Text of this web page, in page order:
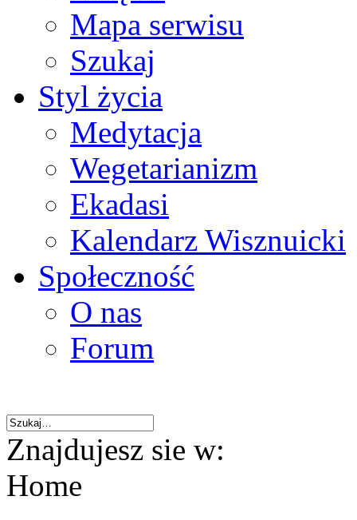
Mapa serwisu
Szukaj
Styl życia
Medytacja
Wegetarianizm
Ekadasi
Kalendarz Wisznuicki
Społeczność
O nas
Forum
Znajdujesz sie w:
Home